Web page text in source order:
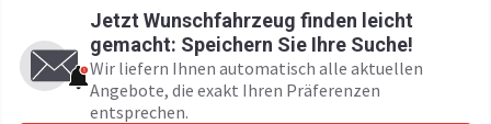
Jetzt Wunschfahrzeug finden leicht
gemacht: Speichern Sie Ihre Suche!
Wir liefern Ihnen automatisch alle aktuellen
Angebote, die exakt Ihren Präferenzen
entsprechen.